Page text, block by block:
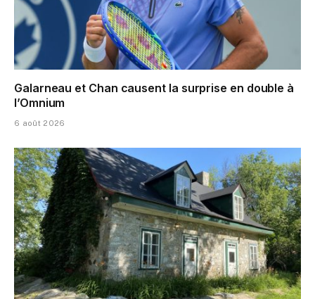
Galarneau et Chan causent la surprise en double à
l’Omnium
6 août 2026